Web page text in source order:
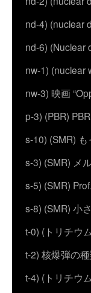
nd-4) (nuclear
nd-6) (Nuclear
nw-1) (nuclear
nw-3) 映画
p-3) (PBR)
s-10) (SMR) も
s-3) (SMR) メ
s-5) (SMR)
s-8) (SMR) 小
t-0) (トリチウ
t-2) 核爆弾の
t-4) (トリチウ